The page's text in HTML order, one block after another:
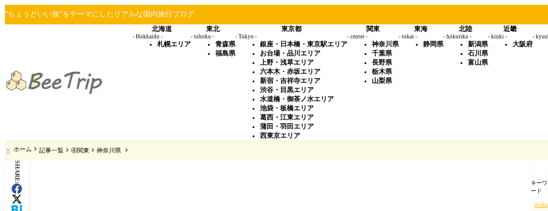
“ちょうどいい旅”をテーマにしたリアルな国内旅行ブログ
北海道
- Hokkaido -
札幌エリア
東北
- tohoku -
青森県
福島県
東京都
- Tokyo -
銀座・日本橋・東京駅エリア
お台場・品川エリア
上野・浅草エリア
六本木・赤坂エリア
新宿・吉祥寺エリア
渋谷・目黒エリア
水道橋・御茶ノ水エリア
池袋・板橋エリア
葛西・江東エリア
蒲田・羽田エリア
西東京エリア
関東
- center -
神奈川県
千葉県
長野県
栃木県
山梨県
東海
- tokai -
静岡県
北陸
- hokuriku -
新潟県
石川県
富山県
近畿
- kinki -
大阪府
-
 ホーム 記事一覧 ④関東 神奈川県
SHARE:
を
検
キーワ
ード